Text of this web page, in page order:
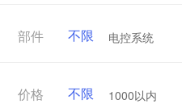
部件 不限 电控系统
价格 不限 1000以内